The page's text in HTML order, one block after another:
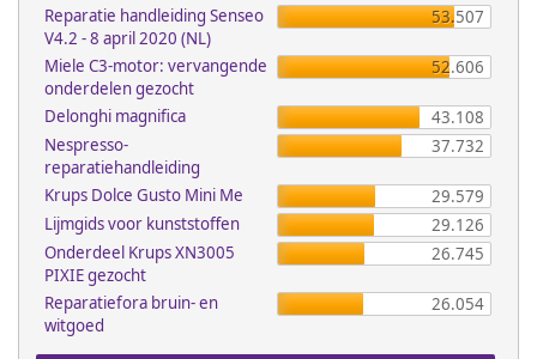
Reparatie handleiding Senseo
V4.2 - 8 april 2020 (NL)
53.507
Miele C3-motor: vervangende
onderdelen gezocht
52.606
Delonghi magnifica
43.108
Nespresso-
reparatiehandleiding
37.732
Krups Dolce Gusto Mini Me
29.579
Lijmgids voor kunststoffen
29.126
Onderdeel Krups XN3005
PIXIE gezocht
26.745
Reparatiefora bruin- en
witgoed
26.054